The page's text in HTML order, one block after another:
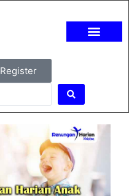
Register